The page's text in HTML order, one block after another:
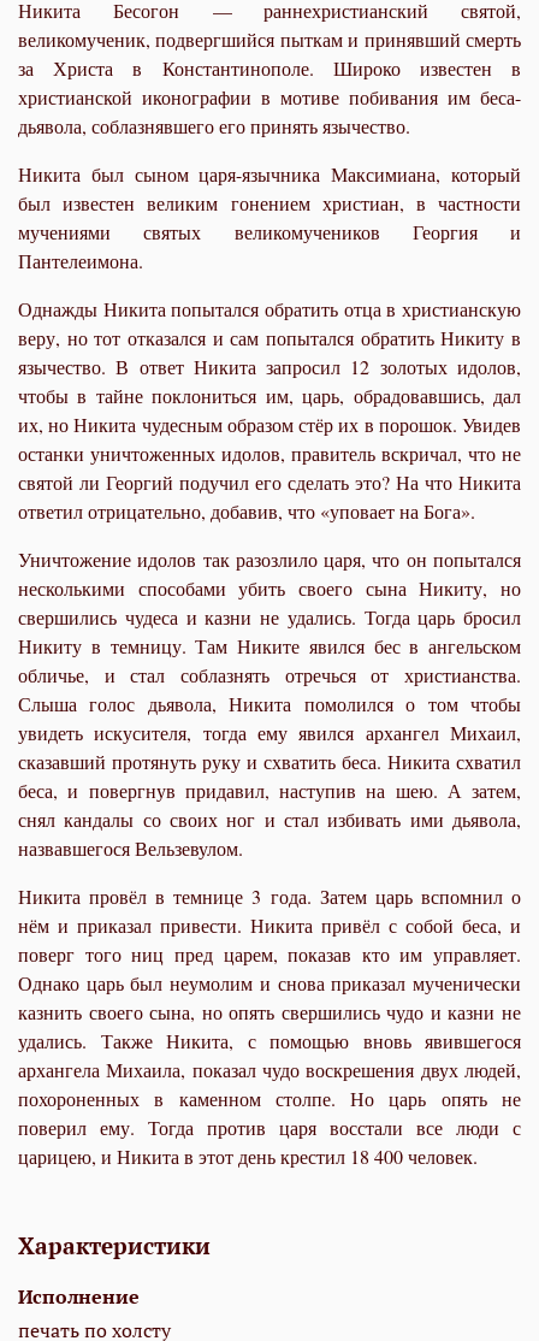
Никита Бесогон — раннехристианский святой,
великомученик, подвергшийся пыткам и принявший смерть
за Христа в Константинополе. Широко известен в
христианской иконографии в мотиве побивания им беса-
дьявола, соблазнявшего его принять язычество.
Никита был сыном царя-язычника Максимиана, который
был известен великим гонением христиан, в частности
мучениями святых великомучеников Георгия и
Пантелеимона.
Однажды Никита попытался обратить отца в христианскую
веру, но тот отказался и сам попытался обратить Никиту в
язычество. В ответ Никита запросил 12 золотых идолов,
чтобы в тайне поклониться им, царь, обрадовавшись, дал
их, но Никита чудесным образом стёр их в порошок. Увидев
останки уничтоженных идолов, правитель вскричал, что не
святой ли Георгий подучил его сделать это? На что Никита
ответил отрицательно, добавив, что «уповает на Бога».
Уничтожение идолов так разозлило царя, что он попытался
несколькими способами убить своего сына Никиту, но
свершились чудеса и казни не удались. Тогда царь бросил
Никиту в темницу. Там Никите явился бес в ангельском
обличье, и стал соблазнять отречься от христианства.
Слыша голос дьявола, Никита помолился о том чтобы
увидеть искусителя, тогда ему явился архангел Михаил,
сказавший протянуть руку и схватить беса. Никита схватил
беса, и повергнув придавил, наступив на шею. А затем,
снял кандалы со своих ног и стал избивать ими дьявола,
назвавшегося Вельзевулом.
Никита провёл в темнице 3 года. Затем царь вспомнил о
нём и приказал привести. Никита привёл с собой беса, и
поверг того ниц пред царем, показав кто им управляет.
Однако царь был неумолим и снова приказал мученически
казнить своего сына, но опять свершились чудо и казни не
удались. Также Никита, с помощью вновь явившегося
архангела Михаила, показал чудо воскрешения двух людей,
похороненных в каменном столпе. Но царь опять не
поверил ему. Тогда против царя восстали все люди с
царицею, и Никита в этот день крестил 18 400 человек.
Характеристики
Исполнение
печать по холсту